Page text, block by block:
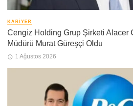
KARIYER
Cengiz Holding Grup Şirketi Alacer
Müdürü Murat Güreşçi Oldu
1 Ağustos 2026